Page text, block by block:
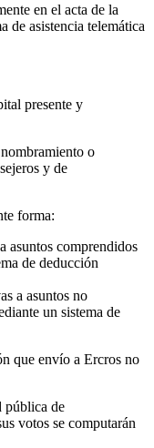
en el acta de la
de asistencia telemática
presente y
o
y de
forma:
asuntos comprendidos
de deducción
a asuntos no
un sistema de
que envío a Ercros no
pública de
votos se computarán